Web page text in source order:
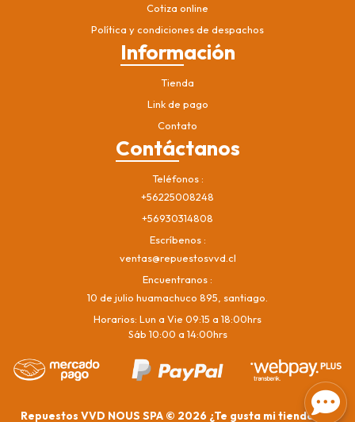
Cotiza online
Política y condiciones de despachos
Información
Tienda
Link de pago
Contato
Contáctanos
Teléfonos
+56225008248
+56930314808
Escríbenos
ventas@repuestosvvd.cl
Encuentranos
10 de julio huamachuco 895, santiago.
Horarios: Lun a Vie 09:15 a 18:00hrs
Sáb 10:00 a 14:00hrs
Repuestos VVD NOUS SPA © 2026 ¿Te gusta mi tienda? Yo